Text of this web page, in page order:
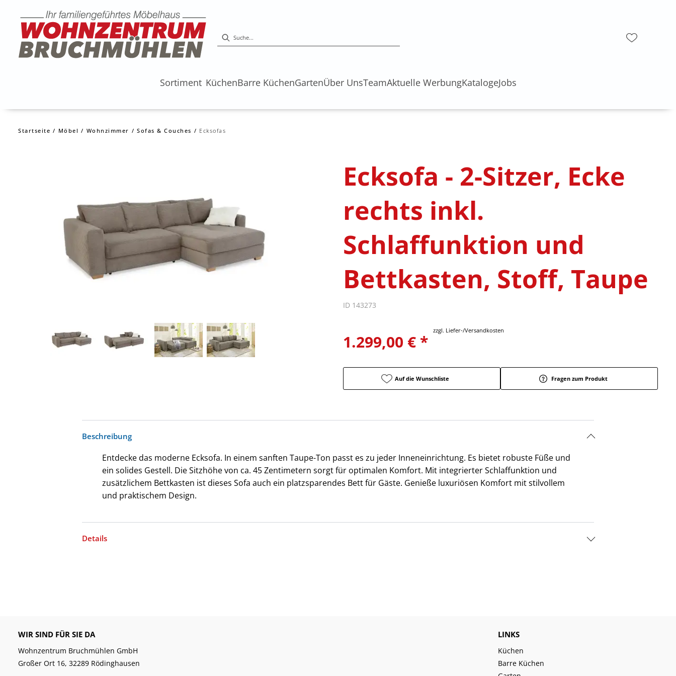
Sortiment KüchenBarre KüchenGartenÜber UnsTeamAktuelle WerbungKatalogeJobs
Startseite Möbel Wohnzimmer Sofas & Couches Ecksofas
Ecksofa - 2-Sitzer, Ecke
rechts inkl.
Schlaffunktion und
Bettkasten, Stoff, Taupe
ID 143273
1.299,00 € *
zzgl. Liefer-/Versandkosten
Auf die Wunschliste Fragen zum Produkt
Beschreibung
Entdecke das moderne Ecksofa. In einem sanften Taupe-Ton passt es zu jeder Inneneinrichtung. Es bietet robuste Füße und
ein solides Gestell. Die Sitzhöhe von ca. 45 Zentimetern sorgt für optimalen Komfort. Mit integrierter Schlaffunktion und
zusätzlichem Bettkasten ist dieses Sofa auch ein platzsparendes Bett für Gäste. Genieße luxuriösen Komfort mit stilvollem
und praktischem Design.
Details
WIR SIND FÜR SIE DA
Wohnzentrum Bruchmühlen GmbH
Großer Ort 16, 32289 Rödinghausen
LINKS
Küchen
Barre Küchen